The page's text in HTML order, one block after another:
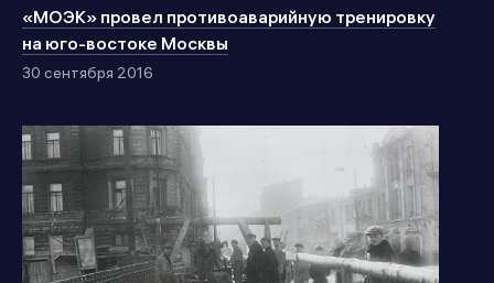
«МОЭК» провел противоаварийную тренировку
на юго-востоке Москвы
30 сентября 2016